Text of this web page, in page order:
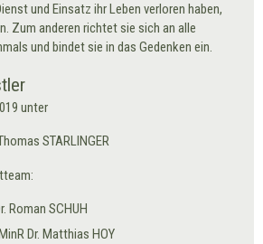
und Einsatz ihr Leben verloren haben,
Zum anderen richtet sie sich an alle
und bindet sie in das Gedenken ein.
unter
STARLINGER
Roman SCHUH
Dr. Matthias HOY